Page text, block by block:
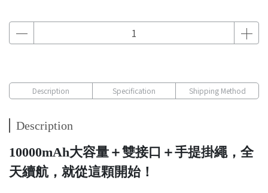
Description Specification Shipping Method
Description
10000mAh大容量＋雙接口＋手提掛繩，全
天續航，就從這顆開始！